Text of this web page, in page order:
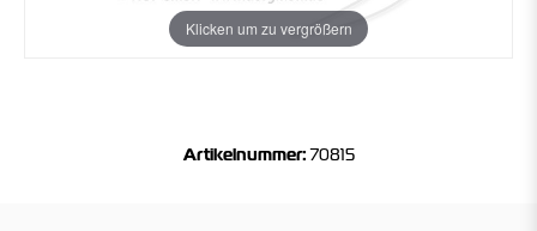
Klicken um zu vergrößern
Artikelnummer:70815